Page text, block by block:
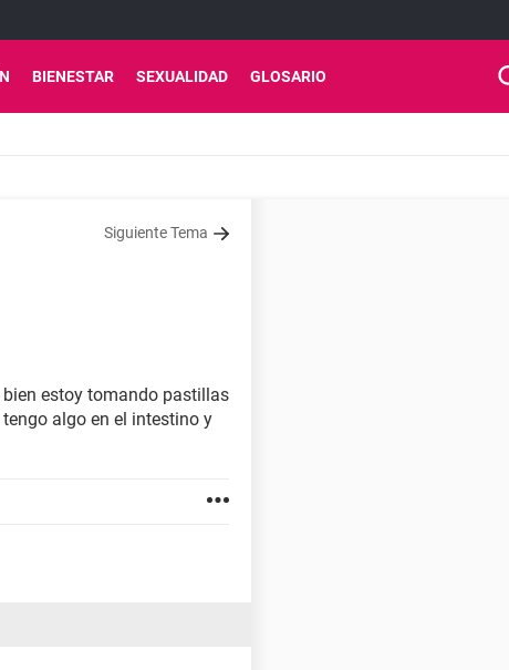
BIENESTAR SEXUALIDAD GLOSARIO
Siguiente Tema
estoy tomando pastillas
algo en el intestino y